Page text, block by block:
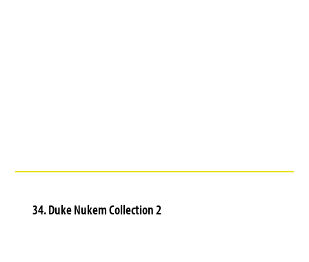
34. Duke Nukem Collection 2